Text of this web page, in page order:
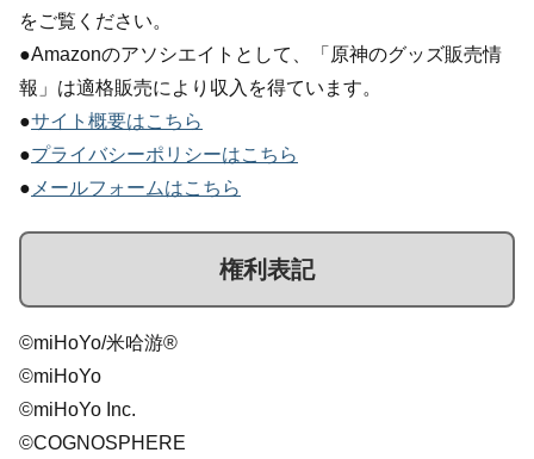
をご覧ください。
●Amazonのアソシエイトとして、「原神のグッズ販売情
報」は適格販売により収入を得ています。
●サイト概要はこちら
●プライバシーポリシーはこちら
● メールフォームはこちら
権利表記
©miHoYo/米哈游®
©miHoYo
©miHoYo Inc.
©COGNOSPHERE